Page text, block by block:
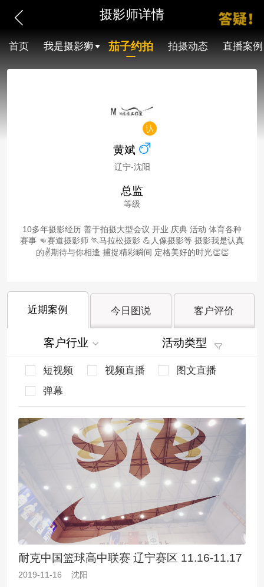
摄影师详情
首页 我是摄影狮 茄子约拍 拍摄动态 直播案例
黄斌
辽宁-沈阳
总监
等级
10多年摄影经历 善于拍摄大型会议 开业 庆典 活动 体育各种
赛事 👊赛道摄影师 🏃马拉松摄影 💪人像摄影等 摄影我是认真
的✌️期待与你相逢 捕捉精彩瞬间 定格美好的时光👏👏
近期案例 今日图说 客户评价
客户行业 活动类型
短视频 视频直播
图文直播
弹幕
耐克中国篮球高中联赛 辽宁赛区 11.16-11.17
2019-11-16 沈阳